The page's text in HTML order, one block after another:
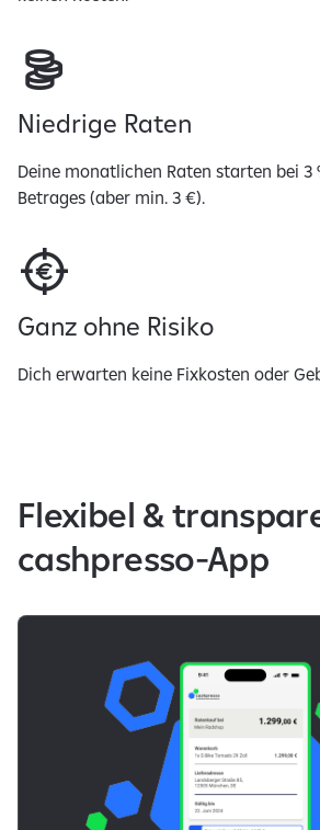
Niedrige Raten
Deine monatlichen Raten starten bei 3
Betrages (aber min. 3 €).
Ganz ohne Risiko
Dich erwarten keine Fixkosten oder
Flexibel &
cashpresso-App